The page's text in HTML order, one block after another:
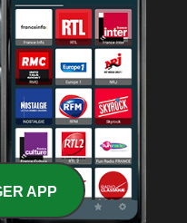
8.3K97.5 FM
Gospel 6.4K97.3 FM
Gospel.
Online
APP